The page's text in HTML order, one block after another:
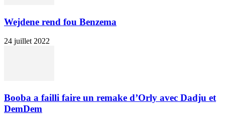
Wejdene rend fou Benzema
24 juillet 2022
Booba a failli faire un remake d’Orly avec Dadju et
DemDem